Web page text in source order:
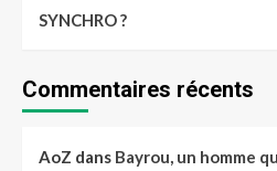
SYNCHRO ?
Commentaires récents
AoZ dans Bayrou, un homme